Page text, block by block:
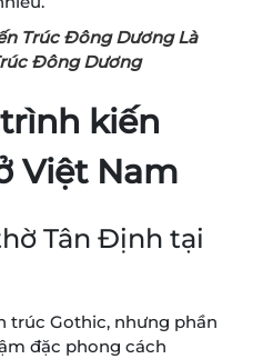
Trúc Đông Dương Là
Đông Dương
kiến
Việt Nam
Tân Định tại
trúc Gothic, nhưng phần
đặc phong cách